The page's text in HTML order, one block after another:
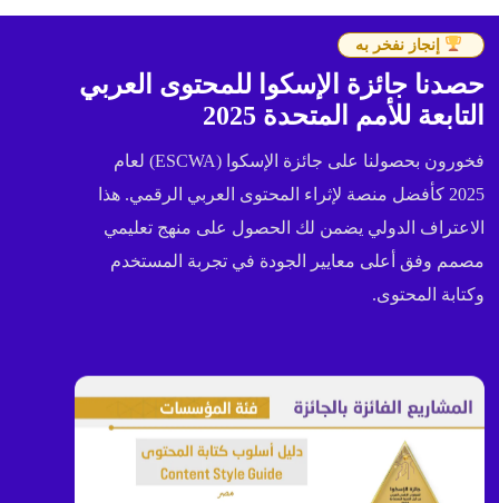
إنجاز نفخر به
حصدنا جائزة الإسكوا للمحتوى العربي
التابعة للأمم المتحدة 2025
فخورون بحصولنا على جائزة الإسكوا (ESCWA) لعام
2025 كأفضل منصة لإثراء المحتوى العربي الرقمي. هذا
الاعتراف الدولي يضمن لك الحصول على منهج تعليمي
مصمم وفق أعلى معايير الجودة في تجربة المستخدم
وكتابة المحتوى.